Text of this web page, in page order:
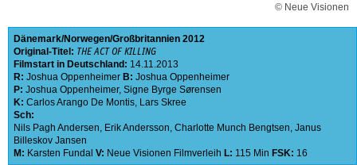
© Neue Visionen
Dänemark Norwegen Großbritannien 2012
Original-Titel: THE ACT OF KILLING
Filmstart in Deutschland: 14.11.2013
R: Joshua Oppenheimer B: Joshua Oppenheimer
P: Joshua Oppenheimer, Signe Byrge Sørensen
K: Carlos Arango De Montis, Lars Skree
Sch:
Nils Pagh Andersen, Erik Andersson, Charlotte Munch Bengtsen, Janus
Billeskov Jansen
M: Karsten Fundal V: Neue Visionen Filmverleih L: 115 Min FSK: 16